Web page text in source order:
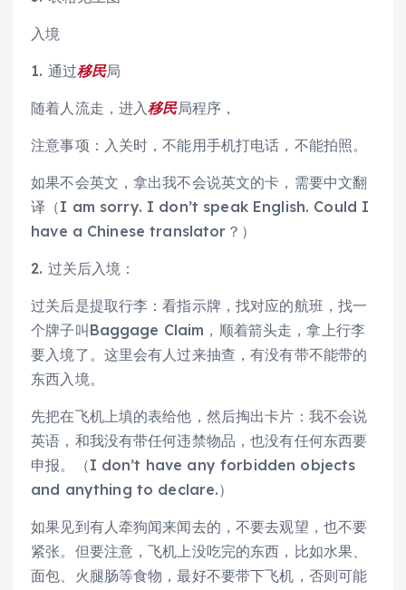
入境
1. 通过移民局
随着人流走，进入移民局程序，
注意事项：入关时，不能用手机打电话，不能拍照。
如果不会英文，拿出我不会说英文的卡，需要中文翻
译（I am sorry. I don’t speak English. Could I
have a Chinese translator？）
2. 过关后入境：
过关后是提取行李：看指示牌，找对应的航班，找一
个牌子叫Baggage Claim，顺着箭头走，拿上行李
要入境了。这里会有人过来抽查，有没有带不能带的
东西入境。
先把在飞机上填的表给他，然后掏出卡片：我不会说
英语，和我没有带任何违禁物品，也没有任何东西要
申报。（I don’t have any forbidden objects
and anything to declare.）
如果见到有人牵狗闻来闻去的，不要去观望，也不要
紧张。但要注意，飞机上没吃完的东西，比如水果、
面包、火腿肠等食物，最好不要带下飞机，否则可能